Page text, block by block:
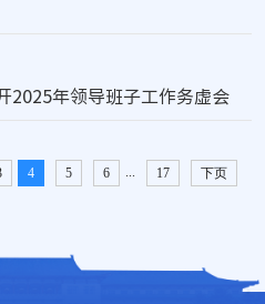
2025年领导班子工作务虚会
4 5 6 17 下页